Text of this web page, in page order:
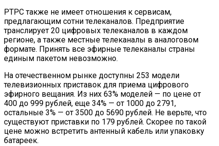
РТРС также не имеет отношения к сервисам,
предлагающим сотни телеканалов. Предприятие
транслирует 20 цифровых телеканалов в каждом
регионе, а также местные телеканалы в аналоговом
формате. Принять все эфирные телеканалы страны
единым пакетом невозможно.
На отечественном рынке доступны 253 модели
телевизионных приставок для приема цифрового
эфирного вещания. Из них 63% моделей — по цене от
400 до 999 рублей, еще 34% — от 1000 до 2791,
остальные 3% — от 3500 до 5690 рублей. Не верьте, что
существуют приставки по 179 рублей. Скорее по такой
цене можно встретить антенный кабель или упаковку
батареек.